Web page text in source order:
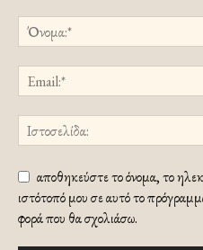
αποθηκεύστε το όνομα, το
ιστότοπό μου σε αυτό το
φορά που θα σχολιάσω.